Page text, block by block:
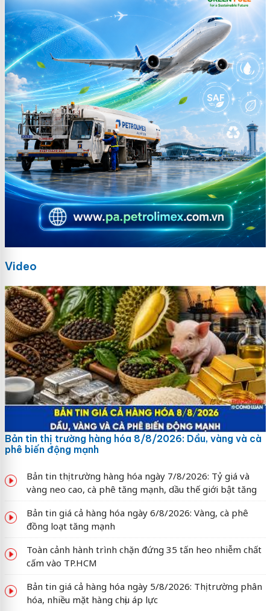
Video
Bản tin thị trường hàng hóa 8/8/2026: Dầu, vàng và cà
phê biến động mạnh
Bản tin thị trường hàng hóa ngày 7/8/2026: Tỷ giá và
vàng neo cao, cà phê tăng mạnh, dầu thế giới bật tăng
Bản tin giá cả hàng hóa ngày 6/8/2026: Vàng, cà phê
đồng loạt tăng mạnh
Toàn cảnh hành trình chặn đứng 35 tấn heo nhiễm chất
cấm vào TP.HCM
Bản tin giá cả hàng hóa ngày 5/8/2026: Thị trường phân
hóa, nhiều mặt hàng chịu áp lực